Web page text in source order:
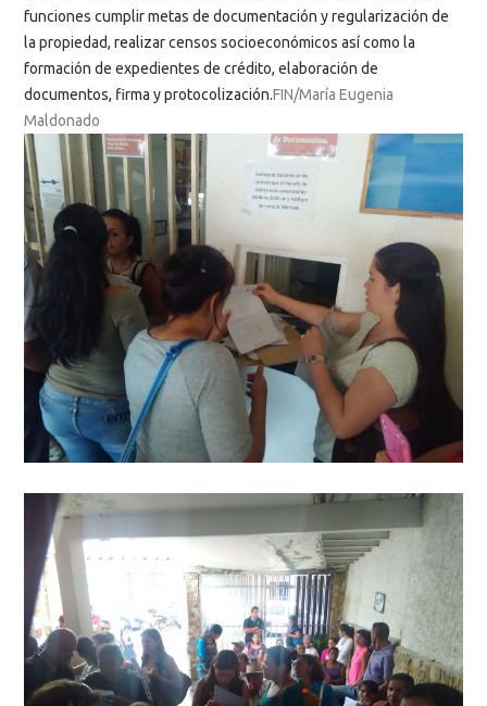
funciones cumplir metas de documentación y regularización de
la propiedad, realizar censos socioeconómicos así como la
formación de expedientes de crédito, elaboración de
documentos, firma y protocolización.FIN/María Eugenia
Maldonado